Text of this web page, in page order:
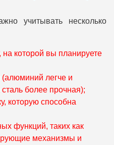
учитывать несколько
которой вы планируете
(алюминий легче и
более прочная);
которую способна
функций, таких как
механизмы и